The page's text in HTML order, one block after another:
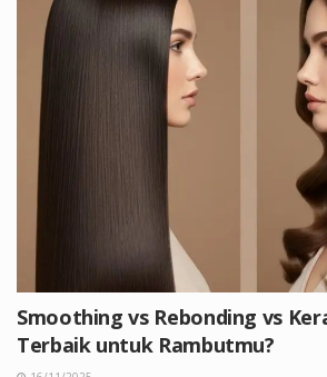
Smoothing vs Rebonding vs
Terbaik untuk Rambutmu?